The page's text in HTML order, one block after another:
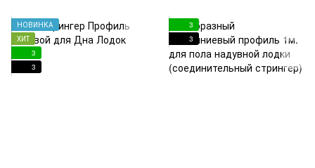
НОВИНКА
ХИТ
3
3
3
3